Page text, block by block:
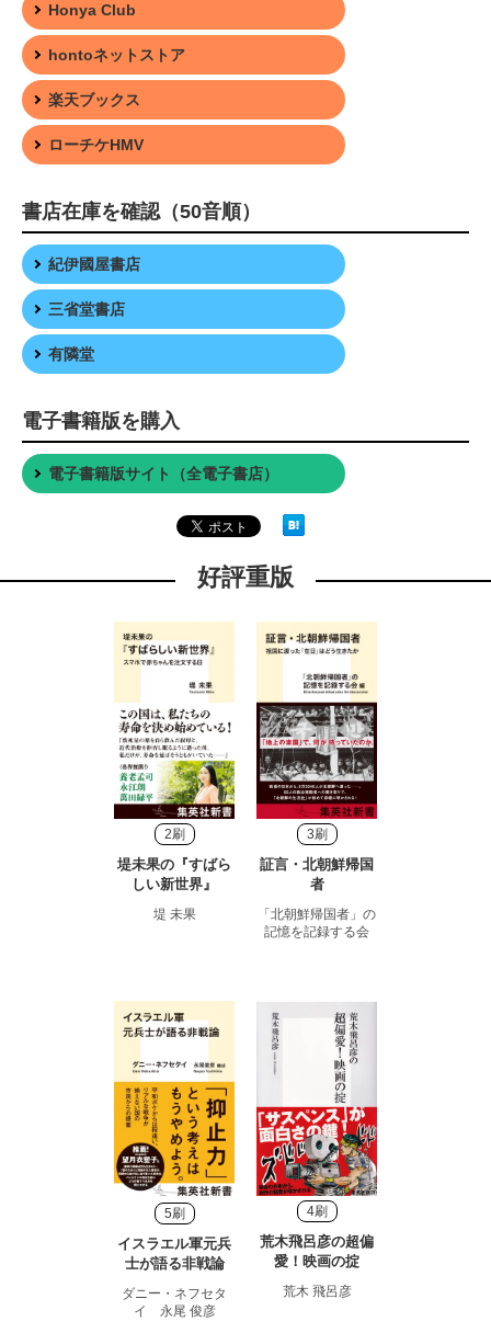
Honya Club
hontoネットストア
楽天ブックス
ローチケHMV
書店在庫を確認（50音順）
紀伊國屋書店
三省堂書店
有隣堂
電子書籍版を購入
電子書籍版サイト（全電子書店）
好評重版
2刷
堤未果の『すばら
しい新世界』
堤 未果
3刷
証言・北朝鮮帰国
者
「北朝鮮帰国者」の
記憶を記録する会
5刷
イスラエル軍元兵
士が語る非戦論
ダニー・ネフセタ
イ 永尾 俊彦
4刷
荒木飛呂彦の超偏
愛！映画の掟
荒木 飛呂彦